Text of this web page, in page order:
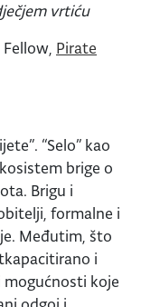
vrtiću
Fellow, Pirate
“Selo” kao
brige o
Brigu i
formalne i
Međutim, što
i
mogućnosti koje